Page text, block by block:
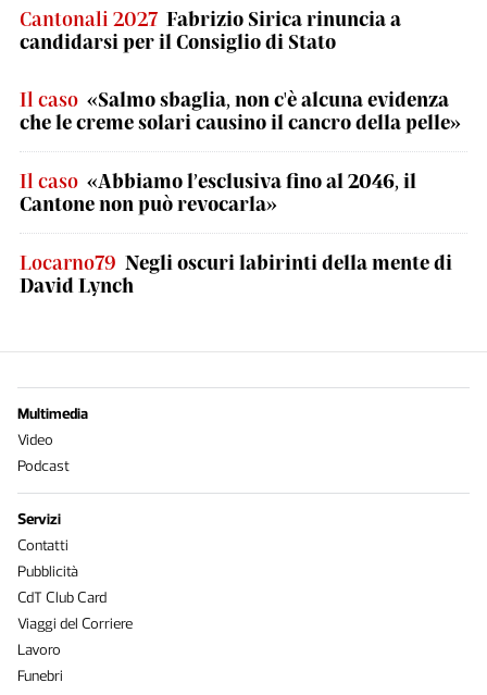
Cantonali 2027 Fabrizio Sirica rinuncia a
candidarsi per il Consiglio di Stato
Il caso «Salmo sbaglia, non c'è alcuna evidenza
che le creme solari causino il cancro della pelle»
Il caso «Abbiamo l’esclusiva fino al 2046, il
Cantone non può revocarla»
Locarno79 Negli oscuri labirinti della mente di
David Lynch
Multimedia
Video
Podcast
Servizi
Contatti
Pubblicità
CdT Club Card
Viaggi del Corriere
Lavoro
Funebri